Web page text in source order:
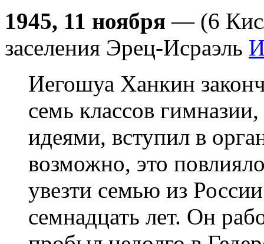
1945, 11 ноября — (6
заселения Эрец-Исраэль
Иегошуа Ханкин
семь классов
идеями, вступил в
возможно, это
увезти семью из
семнадцать лет. Он